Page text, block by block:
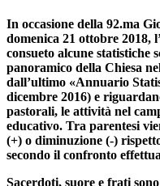
In occasione della 92.ma
domenica 21 ottobre 2018,
consueto alcune statistiche
panoramico della Chiesa
dall’ultimo «Annuario
dicembre 2016) e
pastorali, le attività nel
educativo. Tra parentesi
(+) o diminuzione (-)
secondo il confronto
Sacerdoti, suore e frati